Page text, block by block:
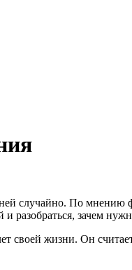
случайно. По мнению
разобраться, зачем
жизни. Он